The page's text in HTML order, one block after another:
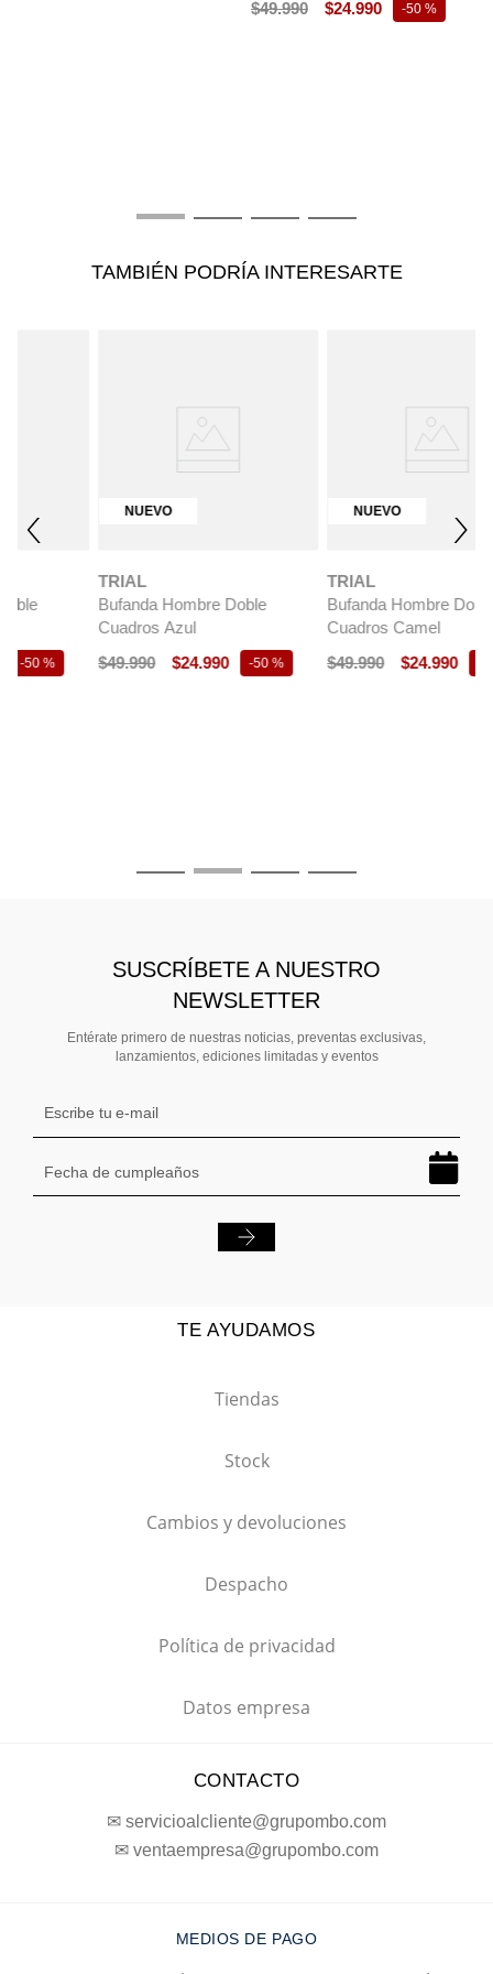
$49.990 $24.990 -50 %
TAMBIÉN PODRÍA INTERESARTE
Bufanda Hombre Doble
Cuadros Azul
$49.990 $24.990 -50 %
Bufanda Hombre Doble
Cuadros Camel
$49.990 $24.990 -50 %
SUSCRÍBETE A NUESTRO
NEWSLETTER
Entérate primero de nuestras noticias, preventas exclusivas,
lanzamientos, ediciones limitadas y eventos
TE AYUDAMOS
Tiendas
Stock
Cambios y devoluciones
Despacho
Política de privacidad
Datos empresa
CONTACTO
✉ servicioalcliente@grupombo.com
✉ ventaempresa@grupombo.com
MEDIOS DE PAGO